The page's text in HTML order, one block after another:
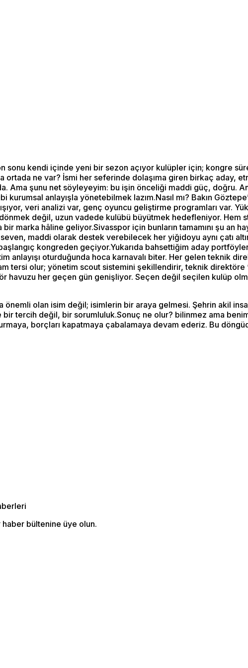
kendi içinde yeni bir sezon açıyor kulüpler için; kongre
ne var? İsmi her seferinde dolaşıma giren birkaç aday,
Ama şunu net söyleyeyim: bu işin önceliği maddi güç, doğru.
anlayışla yönetebilmek lazım.Nasıl mı? Bakın
veri analizi var, genç oyuncu geliştirme programları var.
değil, uzun vadede kulübü büyütmek hedefleniyor. Hem
marka hâline geliyor.Sivasspor için bunların tamamını şu an
maddi olarak destek verebilecek her yiğidoyu aynı çatı
kongreden geçiyor.Yukarıda bahsettiğim aday
anlayışı oturduğunda hoca karnavalı biter. Her gelen teknik
tersi olur; yönetim scout sistemini şekillendirir, teknik
havuzu her geçen gün genişliyor. Seçen değil seçilen kulüp
olan isim değil; isimlerin bir araya gelmesi. Şehrin akil
tercih değil, bir sorumluluk.Sonuç ne olur? bilinmez ama
borçları kapatmaya çabalamaya devam ederiz. Bu
bültenine üye olun.